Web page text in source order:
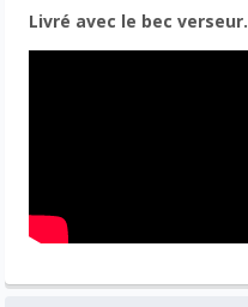
Livré avec le bec verseur.